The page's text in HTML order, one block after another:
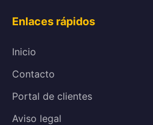
Enlaces rápidos
Inicio
Contacto
Portal de clientes
Aviso legal